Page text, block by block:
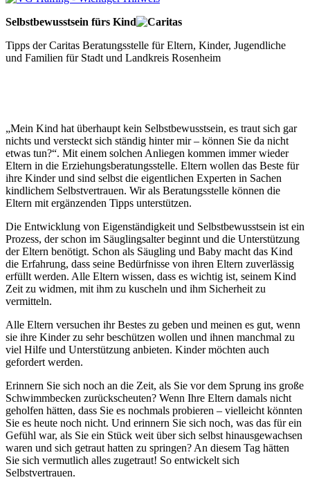
Selbstbewusstsein fürs Kind
Tipps der Caritas Beratungsstelle für Eltern, Kinder, Jugendliche
und Familien für Stadt und Landkreis Rosenheim
„Mein Kind hat überhaupt kein Selbstbewusstsein, es traut sich gar
nichts und versteckt sich ständig hinter mir – können Sie da nicht
etwas tun?“. Mit einem solchen Anliegen kommen immer wieder
Eltern in die Erziehungsberatungsstelle. Eltern wollen das Beste für
ihre Kinder und sind selbst die eigentlichen Experten in Sachen
kindlichem Selbstvertrauen. Wir als Beratungsstelle können die
Eltern mit ergänzenden Tipps unterstützen.
Die Entwicklung von Eigenständigkeit und Selbstbewusstsein ist ein
Prozess, der schon im Säuglingsalter beginnt und die Unterstützung
der Eltern benötigt. Schon als Säugling und Baby macht das Kind
die Erfahrung, dass seine Bedürfnisse von ihren Eltern zuverlässig
erfüllt werden. Alle Eltern wissen, dass es wichtig ist, seinem Kind
Zeit zu widmen, mit ihm zu kuscheln und ihm Sicherheit zu
vermitteln.
Alle Eltern versuchen ihr Bestes zu geben und meinen es gut, wenn
sie ihre Kinder zu sehr beschützen wollen und ihnen manchmal zu
viel Hilfe und Unterstützung anbieten. Kinder möchten auch
gefordert werden.
Erinnern Sie sich noch an die Zeit, als Sie vor dem Sprung ins große
Schwimmbecken zurückscheuten? Wenn Ihre Eltern damals nicht
geholfen hätten, dass Sie es nochmals probieren – vielleicht könnten
Sie es heute noch nicht. Und erinnern Sie sich noch, was das für ein
Gefühl war, als Sie ein Stück weit über sich selbst hinausgewachsen
waren und sich getraut hatten zu springen? An diesem Tag hätten
Sie sich vermutlich alles zugetraut! So entwickelt sich
Selbstvertrauen.